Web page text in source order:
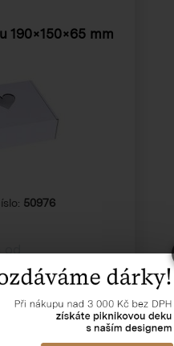
190×150×65 mm
50976
Kč
Kč